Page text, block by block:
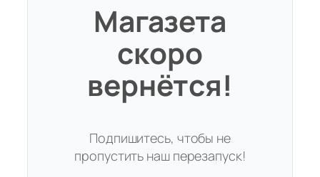
Магазета
скоро
вернётся!
Подпишитесь, чтобы не
пропустить наш перезапуск!